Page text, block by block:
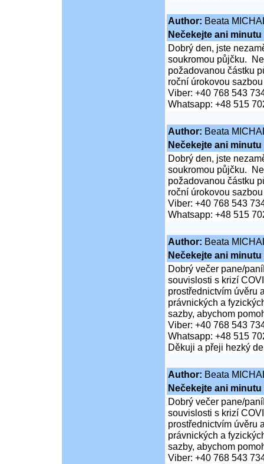
Author: Beata
Nečekejte ani
Dobrý den, jste
soukromou půjčku.
požadovanou částku
roční úrokovou
Viber: +40 768 543
Whatsapp: +48 515
Author: Beata
Nečekejte ani
Dobrý den, jste
soukromou půjčku.
požadovanou částku
roční úrokovou
Viber: +40 768 543
Whatsapp: +48 515
Author: Beata
Nečekejte ani
Dobrý večer pane/
souvislosti s krizí
prostřednictvím úvěru
právnických a
sazby, abychom
Viber: +40 768 543
Whatsapp: +48 515
Děkuji a přeji hezký
Author: Beata
Nečekejte ani
Dobrý večer pane/
souvislosti s krizí
prostřednictvím úvěru
právnických a
sazby, abychom
Viber: +40 768 543